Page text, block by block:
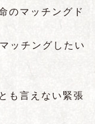
のマッチングド
ッチングしたい
も言えない緊張